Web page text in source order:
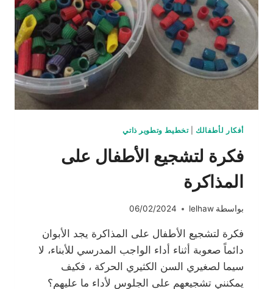
أفكار لأطفالك|تخطيط وتطوير ذاتي
فكرة لتشجيع الأطفال على
المذاكرة
بواسطة lelhaw
06/02/2024
فكرة لتشجيع الأطفال على المذاكرة يجد الأبوان
دائماً صعوبة أثناء أداء الواجب المدرسي للأبناء، لا
سيما لصغيري السن الكثيري الحركة ، فكيف
يمكنني تشجيعهم على الجلوس لأداء ما عليهم؟